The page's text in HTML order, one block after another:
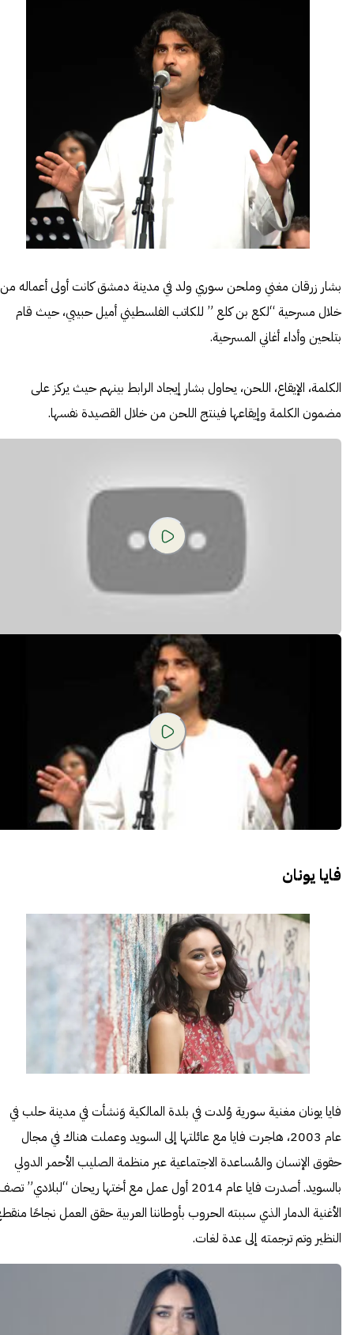
بشار زرقان مغني وملحن سوري ولد في مدينة دمشق كانت أولى أعماله من
خلال مسرحية “لكع بن كلع ” للكاتب الفلسطيني أميل حبيبي، حيث قام
بتلحين وأداء أغاني المسرحية.
الكلمة، الإيقاع، اللحن، يحاول بشار إيجاد الرابط بينهم حيث يركز على
مضمون الكلمة وإيقاعها فينتج اللحن من خلال القصيدة نفسها.
فايا يونان
فايا يونان مغنية سورية وُلدت في بلدة المالكية وَنشأت في مدينة حلب في
عام 2003، هاجرت فايا مع عائلتها إلى السويد وعملت هناك في مجال
حقوق الإنسان والمُساعدة الاجتماعية عبر منظمة الصليب الأحمر الدولي
بالسويد. أصدرت فايا عام 2014 أول عمل مع أختها ريحان “لبلادي”
الأغنية الدمار الذي سببته الحروب بأوطاننا العربية حقق العمل نجاحًا
النظير وتم ترجمته إلى عدة لغات.